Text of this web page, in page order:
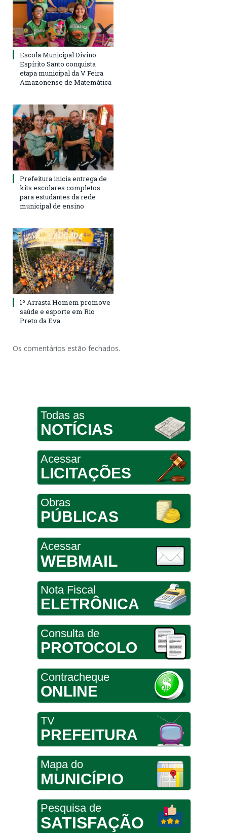
Escola Municipal Divino
Espírito Santo conquista
etapa municipal da V Feira
Amazonense de Matemática
Prefeitura inicia entrega de
kits escolares completos
para estudantes da rede
municipal de ensino
1º Arrasta Homem promove
saúde e esporte em Rio
Preto da Eva
Os comentários estão fechados.
Todas as
NOTÍCIAS
Acessar
LICITAÇÕES
Obras
PÚBLICAS
Acessar
WEBMAIL
Nota Fiscal
ELETRÔNICA
Consulta de
PROTOCOLO
Contracheque
ONLINE
TV
PREFEITURA
Mapa do
MUNICÍPIO
Pesquisa de
SATISFAÇÃO